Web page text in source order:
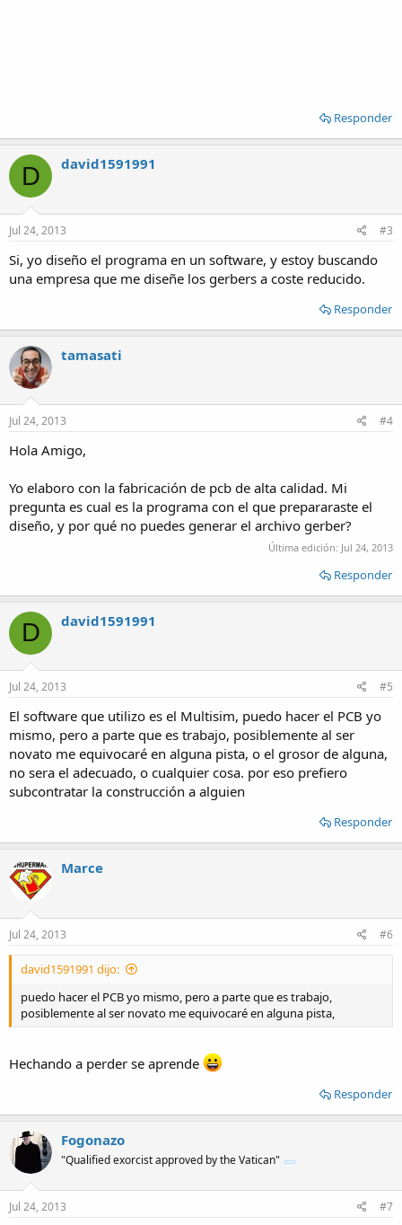
Responder
D david1591991
Jul 24, 2013 #3
Si, yo diseño el programa en un software, y estoy buscando
una empresa que me diseñe los gerbers a coste reducido.
Responder
tamasati
Jul 24, 2013 #4
Hola Amigo,
Yo elaboro con la fabricación de pcb de alta calidad. Mi
pregunta es cual es la programa con el que prepararaste el
diseño, y por qué no puedes generar el archivo gerber?
Última edición: Jul 24, 2013
Responder
D david1591991
Jul 24, 2013 #5
El software que utilizo es el Multisim, puedo hacer el PCB yo
mismo, pero a parte que es trabajo, posiblemente al ser
novato me equivocaré en alguna pista, o el grosor de alguna,
no sera el adecuado, o cualquier cosa. por eso prefiero
subcontratar la construcción a alguien
Responder
Marce
Jul 24, 2013 #6
david1591991 dijo:
puedo hacer el PCB yo mismo, pero a parte que es trabajo,
posiblemente al ser novato me equivocaré en alguna pista,
Hechando a perder se aprende
Responder
Fogonazo
"Qualified exorcist approved by the Vatican"
Jul 24, 2013 #7